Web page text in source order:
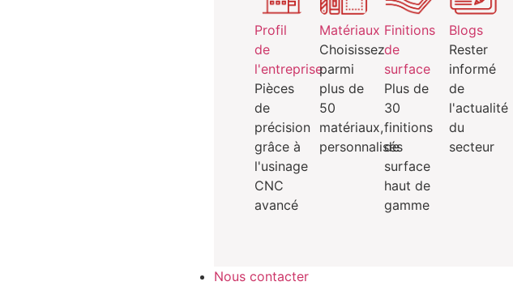
Profil
de
l'entreprise
Pièces
de
précision
grâce à
l'usinage
CNC
avancé
Matériaux
Choisissez
parmi
plus de
50
matériaux,
personnalisés
Finitions
de
surface
Plus de
30
finitions
de
surface
haut de
gamme
Blogs
Rester
informé
de
l'actualité
du
secteur
Nous contacter